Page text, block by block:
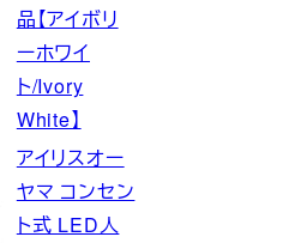
品【アイボリ
ーホワイ
ト/Ivory
White】
アイリスオー
ヤマ コンセン
ト式 LED人